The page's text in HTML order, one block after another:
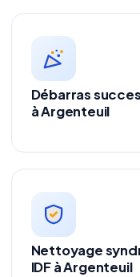
Débarras
à Argenteuil
Nettoyage
IDF à Argenteuil